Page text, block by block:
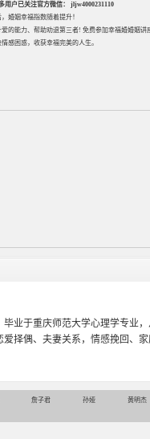
用户已关注官方微信： jljw4000231110
婚姻幸福指数随着提升！
爱的能力、帮助劝退第三者! 免费参加幸福婚婚姻讲
感困惑，收获幸福完美的人生。
业于重庆师范大学心理学专业
爱择偶、夫妻关系，情感挽回、
詹子君 孙娅 黄明杰